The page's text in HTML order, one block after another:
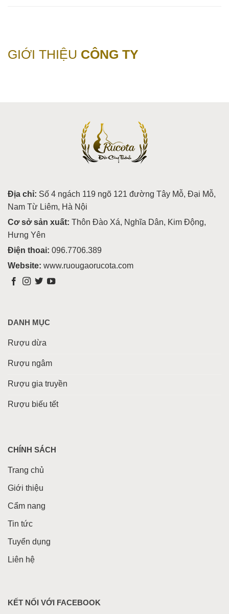
GIỚI THIỆU CÔNG TY
Địa chỉ: Số 4 ngách 119 ngõ 121 đường Tây Mỗ, Đại Mỗ,
Nam Từ Liêm, Hà Nội
Cơ sở sản xuất: Thôn Đào Xá, Nghĩa Dân, Kim Động,
Hưng Yên
Điện thoai: 096.7706.389
Website: www.ruougaorucota.com
DANH MỤC
Rượu dừa
Rượu ngâm
Rượu gia truyền
Rượu biếu tết
CHÍNH SÁCH
Trang chủ
Giới thiệu
Cẩm nang
Tin tức
Tuyển dụng
Liên hệ
KẾT NỐI VỚI FACEBOOK